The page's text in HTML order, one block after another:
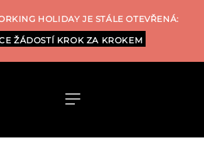
HOLIDAY JE STÁLE OTEVŘENÁ:
ŽÁDOSTÍ KROK ZA KROKEM